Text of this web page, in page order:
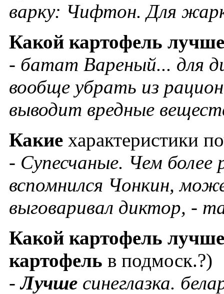
варку: Чифтон. Для
Какой картофель лучше
- батат Вареный... для
вообще убрать из
выводит вредные
Какие характеристики
- Супесчаные. Чем
вспомнился Чонкин,
выговаривал диктор, -
Какой картофель лучше
картофель в подмоск.?)
-Лучше синеглазка.